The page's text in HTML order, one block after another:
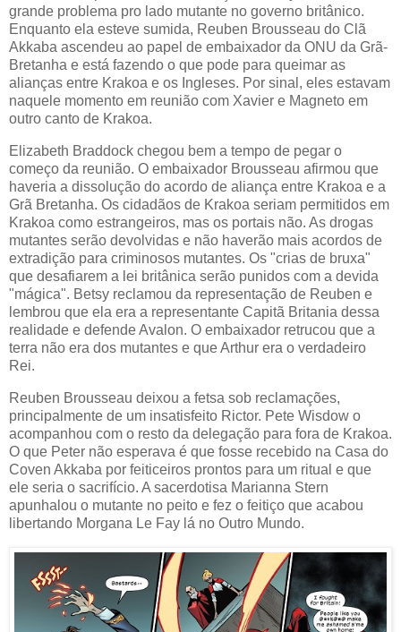
grande problema pro lado mutante no governo britânico.
Enquanto ela esteve sumida, Reuben Brousseau do Clã
Akkaba ascendeu ao papel de embaixador da ONU da Grã-
Bretanha e está fazendo o que pode para queimar as
alianças entre Krakoa e os Ingleses. Por sinal, eles estavam
naquele momento em reunião com Xavier e Magneto em
outro canto de Krakoa.
Elizabeth Braddock chegou bem a tempo de pegar o
começo da reunião. O embaixador Brousseau afirmou que
haveria a dissolução do acordo de aliança entre Krakoa e a
Grã Bretanha. Os cidadãos de Krakoa seriam permitidos em
Krakoa como estrangeiros, mas os portais não. As drogas
mutantes serão devolvidas e não haverão mais acordos de
extradição para criminosos mutantes. Os "crias de bruxa"
que desafiarem a lei britânica serão punidos com a devida
"mágica". Betsy reclamou da representação de Reuben e
lembrou que ela era a representante Capitã Britania dessa
realidade e defende Avalon. O embaixador retrucou que a
terra não era dos mutantes e que Arthur era o verdadeiro
Rei.
Reuben Brousseau deixou a fetsa sob reclamações,
principalmente de um insatisfeito Rictor. Pete Wisdow o
acompanhou com o resto da delegação para fora de Krakoa.
O que Peter não esperava é que fosse recebido na Casa do
Coven Akkaba por feiticeiros prontos para um ritual e que
ele seria o sacrifício. A sacerdotisa Marianna Stern
apunhalou o mutante no peito e fez o feitiço que acabou
libertando Morgana Le Fay lá no Outro Mundo.